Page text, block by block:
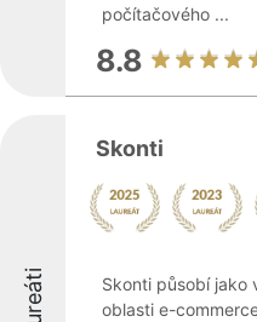
počítačového ...
8.8
Skonti
Skonti působí jako
oblasti e-